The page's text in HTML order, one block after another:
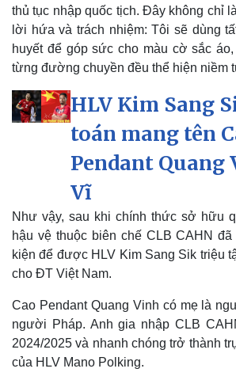
Kinh tế
Bất động sản
Khởi nghiệp
Thị
Giá vàng
Chứng
Giá cà
thủ tục nhập quốc tịch. Đây không chỉ
lời hứa và trách nhiệm: Tôi sẽ dùng
huyết để góp sức cho màu cờ sắc
từng đường chuyền đều thể hiện niềm
HLV Kim Sang
toán mang tên
Pendant Quang
Vĩ
Như vậy, sau khi chính thức sở hữu
hậu vệ thuộc biên chế CLB CAHN
kiện để được HLV Kim Sang Sik triệu
cho ĐT Việt Nam.
Cao Pendant Quang Vinh có mẹ là
người Pháp. Anh gia nhập CLB
2024/2025 và nhanh chóng trở thành
của HLV Mano Polking.